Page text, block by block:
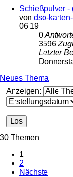
Schießpulver -
von dso-
06:19
0
3596
Letzter
Neues Thema
Anzeigen:
30 Themen
1
2
Nächste